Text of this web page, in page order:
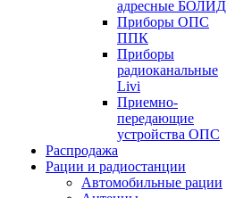
адресные БОЛИД
Приборы ОПС
ППК
Приборы
радиоканальные
Livi
Приемно-
передающие
устройства ОПС
Распродажа
Рации и радиостанции
Автомобильные рации